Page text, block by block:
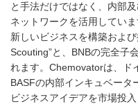
と手法だけではなく、内部
ネットワークを活用してい
新しいビジネスを構築およ
Scouting”と、BNBの完全子
れます。Chemovatorは、ド
BASFの内部インキュベータ
ビジネスアイデアを市場投